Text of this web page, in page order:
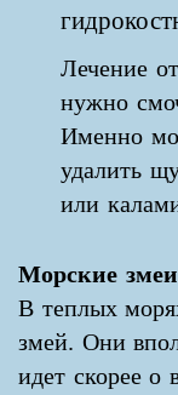
Лечение
нужно
Именно
удалить
или
Морские змеи
В теплых
змей. Они
идет скорее о